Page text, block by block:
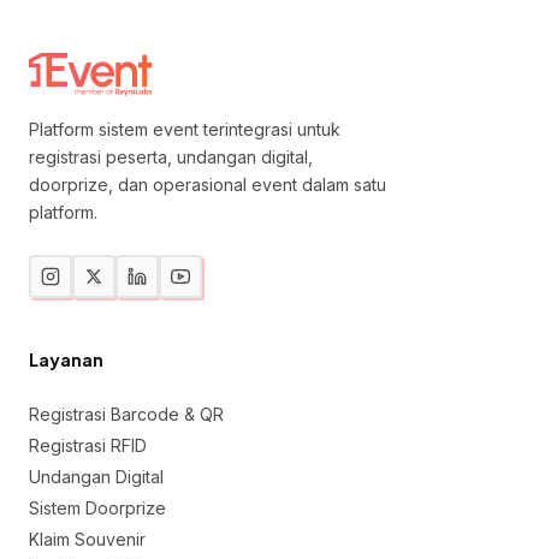
Platform sistem event terintegrasi untuk
registrasi peserta, undangan digital,
doorprize, dan operasional event dalam satu
platform.
Layanan
Registrasi Barcode & QR
Registrasi RFID
Undangan Digital
Sistem Doorprize
Klaim Souvenir